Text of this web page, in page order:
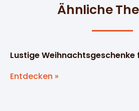
Ähnliche
Lustige Weihnachtsgeschenke
Entdecken »